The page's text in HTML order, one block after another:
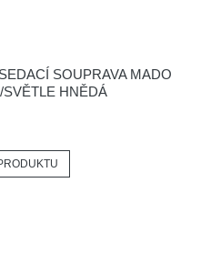
SOUPRAVA MADO
HNĚDÁ